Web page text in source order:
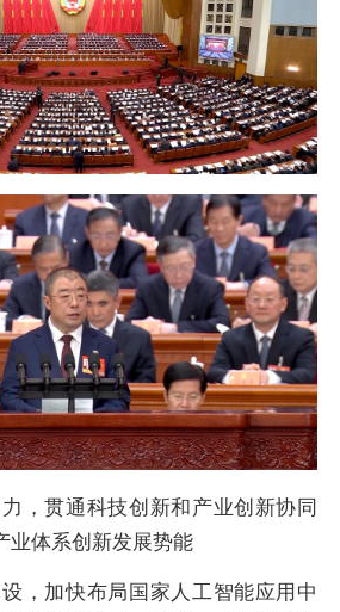
，贯通科技创新和产业创新协同
业体系创新发展势能
，加快布局国家人工智能应用中